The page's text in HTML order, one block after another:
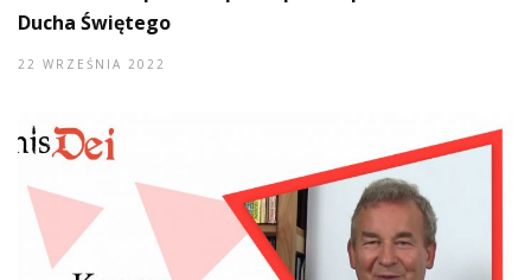
Ducha Świętego
22 WRZEŚNIA 2022